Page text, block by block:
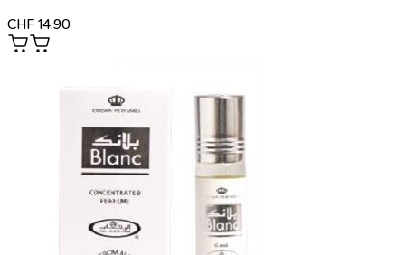
CHF 14.90